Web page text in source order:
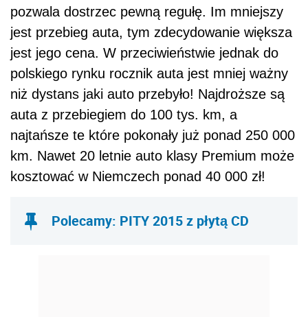
pozwala dostrzec pewną regułę. Im mniejszy
jest przebieg auta, tym zdecydowanie większa
jest jego cena. W przeciwieństwie jednak do
polskiego rynku rocznik auta jest mniej ważny
niż dystans jaki auto przebyło! Najdroższe są
auta z przebiegiem do 100 tys. km, a
najtańsze te które pokonały już ponad 250 000
km. Nawet 20 letnie auto klasy Premium może
kosztować w Niemczech ponad 40 000 zł!
Polecamy: PITY 2015 z płytą CD